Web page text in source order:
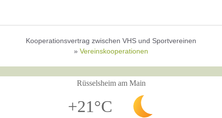
Kooperationsvertrag zwischen VHS und Sportvereinen
» Vereinskooperationen
Rüsselsheim am Main
+21°C